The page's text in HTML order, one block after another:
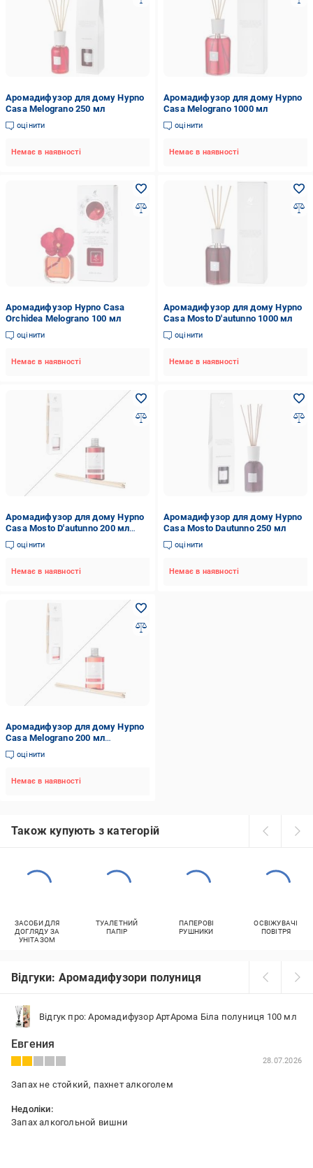
Аромадифузор для дому Hypno
Casa Melograno 250 мл
оцінити
Немає в наявності
Аромадифузор для дому Hypno
Casa Melograno 1000 мл
оцінити
Немає в наявності
Аромадифузор Hypno Casa
Orchidea Melograno 100 мл
оцінити
Немає в наявності
Аромадифузор для дому Hypno
Casa Mosto D'autunno 1000 мл
оцінити
Немає в наявності
Аромадифузор для дому Hypno
Casa Mosto D'autunno 200 мл
(парфум+палички)
оцінити
Немає в наявності
Аромадифузор для дому Hypno
Casa Mosto Dautunno 250 мл
оцінити
Немає в наявності
Аромадифузор для дому Hypno
Casa Melograno 200 мл
(парфум+палички)
оцінити
Немає в наявності
Також купують з категорій
ЗАСОБИ ДЛЯ
ДОГЛЯДУ ЗА
УНІТАЗОМ
ТУАЛЕТНИЙ
ПАПІР
ПАПЕРОВІ
РУШНИКИ
ОСВІЖУВАЧІ
ПОВІТРЯ
Відгуки: Аромадифузори полуниця
Відгук про: Аромадифузор АртАрома Біла полуниця 100 мл
Евгения
28.07.2026
Запах не стойкий, пахнет алкоголем
Недоліки:
Запах алкогольной вишни